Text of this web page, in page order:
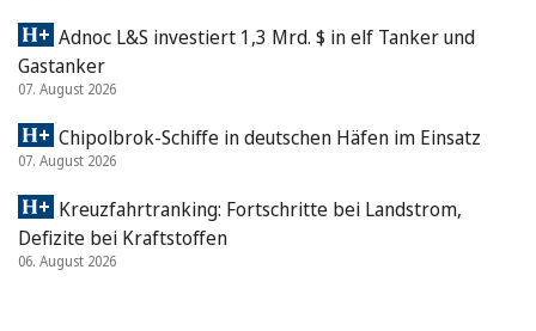
Adnoc L&S investiert 1,3 Mrd. $ in elf Tanker und
Gastanker
07. August 2026
Chipolbrok-Schiffe in deutschen Häfen im Einsatz
07. August 2026
Kreuzfahrtranking: Fortschritte bei Landstrom,
Defizite bei Kraftstoffen
06. August 2026